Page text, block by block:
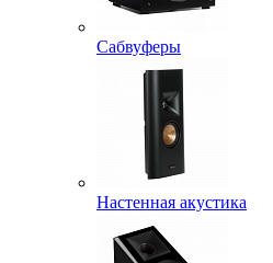
Сабвуферы
Настенная акустика